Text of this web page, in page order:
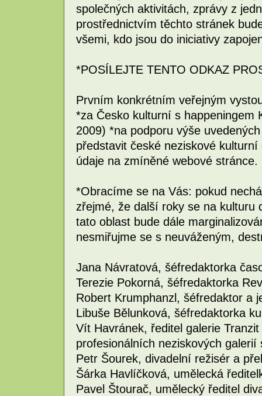
společných aktivitách, zprávy z
prostřednictvím těchto stránek
všemi, kdo jsou do iniciativy
*POSÍLEJTE TENTO ODKAZ
Prvním konkrétním veřejným
*za Česko kulturní s happeningem
2009) *na podporu výše
představit české neziskové
údaje na zmíněné webové stránce.
*Obracíme se na Vás: pokud
zřejmé, že další roky se na kulturu
tato oblast bude dále
nesmiřujme se s neuváženým,
Jana Návratová, šéfredaktorka
Terezie Pokorná, šéfredaktorka
Robert Krumphanzl, šéfredaktor a
Libuše Bělunková, šéfredaktorka
Vít Havránek, ředitel galerie
profesionálních neziskových
Petr Šourek, divadelní režisér a
Šárka Havlíčková, umělecká
Pavel Štourač, umělecký ředitel